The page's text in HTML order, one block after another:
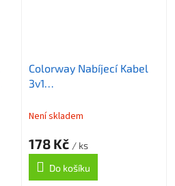
Colorway Nabíjecí Kabel
3v1
C/ 4A/ Nylon/ 1,2m/
Není skladem
178 Kč / ks
Do košíku